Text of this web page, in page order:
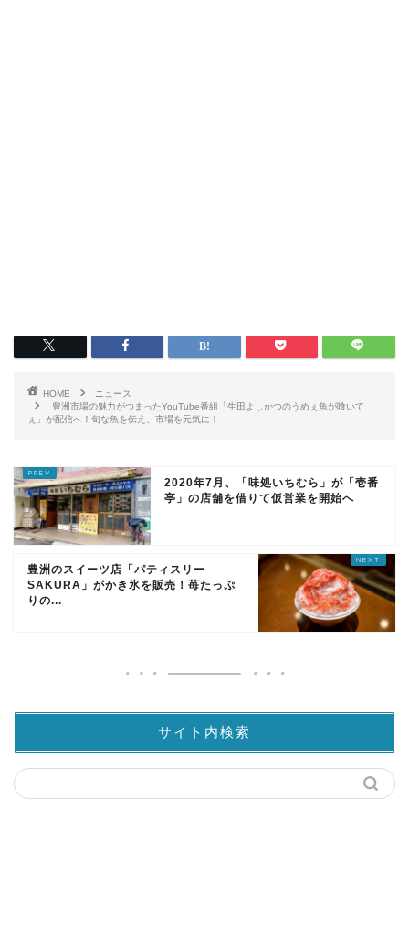
HOME
ニュース
豊洲市場の魅力がつまったYouTube番組「生田よしかつのうめぇ魚が喰いて
ぇ」が配信へ！旬な魚を伝え、市場を元気に！
2020年7月、「味処いちむら」が「壱番
亭」の店舗を借りて仮営業を開始へ
豊洲のスイーツ店「パティスリー
SAKURA」がかき氷を販売！苺たっぷ
りの...
サイト内検索